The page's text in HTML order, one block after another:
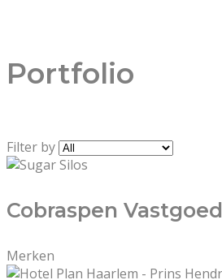
Portfolio
Filter by
Cobraspen Vastgoed
Merken